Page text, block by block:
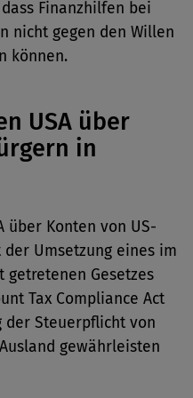
Finanzhilfen bei
nicht gegen den Willen
können.
USA über
in
über Konten von US-
Umsetzung eines im
getretenen Gesetzes
Tax Compliance Act
der Steuerpflicht von
gewährleisten